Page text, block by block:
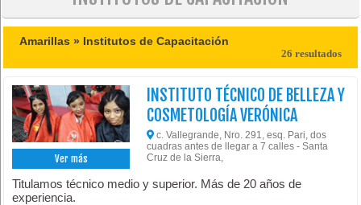
Amarillas » Institutos de Capacitación
26 resultados
Ver más
INSTITUTO TÉCNICO DE BELLEZA Y
COSMETOLOGÍA VERÓNICA
c. Vallegrande, Nro. 291, esq. Pari, dos
cuadras antes de llegar a 7 calles - Santa
Cruz de la Sierra,
Titulamos técnico medio y superior. Más de 20 años de
experiencia.